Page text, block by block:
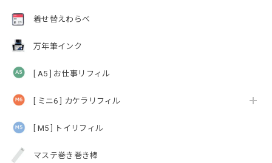
着せ替えわらべ
万年筆インク
[ A5 ] お仕事リフィル
[ ミニ6 ] カケラリフィル
[ M5 ] トイリフィル
マステ巻き巻き棒